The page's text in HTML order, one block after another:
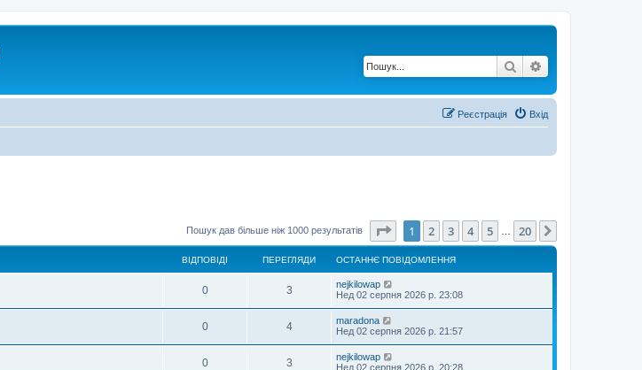
Пошук
Вхід
Реєстрація
Пошук дав більше ніж 1000 результатів Сторінка 1з 20
1 2 3 4 5 20
ВІДПОВІДІ ПЕРЕГЛЯДИ ОСТАННЄ ПОВІДОМЛЕННЯ
0 3
nejkilowap
Нед 02 серпня 2026 р. 23:08
0 4
maradona
Нед 02 серпня 2026 р. 21:57
0 3
nejkilowap
Нед 02 серпня 2026 р. 20:28